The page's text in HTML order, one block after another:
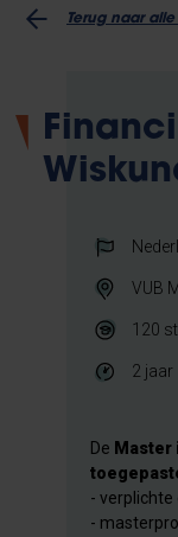
Terug naar
VUB
120
2 jaar
De Master
- verplichte
-